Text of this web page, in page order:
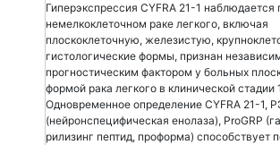
Гиперэкспрессия CYFRA 21-1 наблюдается
немелкоклеточном раке легкого, включая
плоскоклеточную, железистую,
гистологические формы, признан
прогностическим фактором у больных
формой рака легкого в клинической стадии
Одновременное определение CYFRA 21-1,
(нейронспецифическая енолаза), ProGRP
рилизинг пептид, проформа) способствует